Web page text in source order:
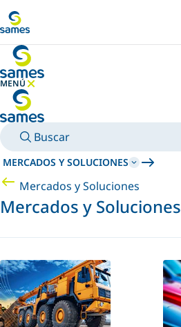
MENÚ
OCULTAR MENÚ
Buscar
MERCADOS Y SOLUCIONES
Mercados y Soluciones
Mercados y Soluciones